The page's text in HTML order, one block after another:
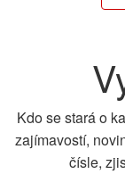
Kdo se stará o
zajímavostí,
čísle,